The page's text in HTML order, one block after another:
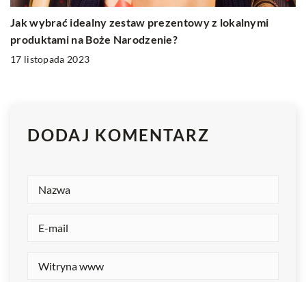
Jak wybrać idealny zestaw prezentowy z lokalnymi
produktami na Boże Narodzenie?
17 listopada 2023
DODAJ KOMENTARZ